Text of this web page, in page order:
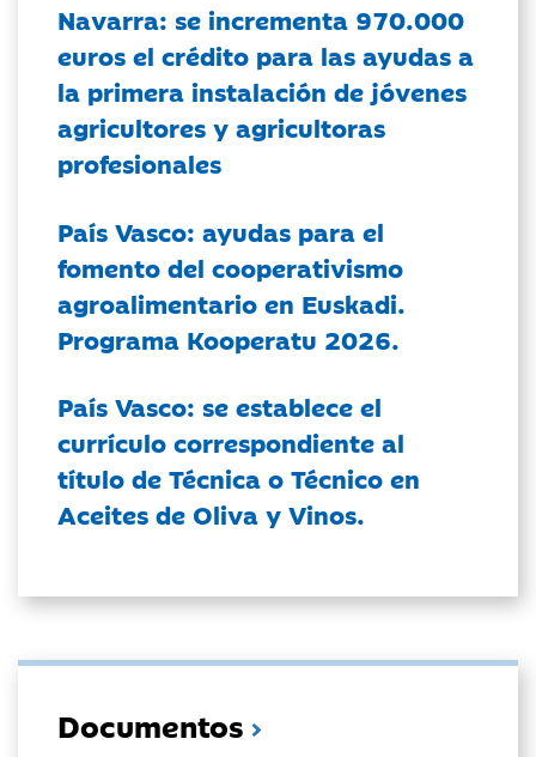
Navarra: se incrementa 970.000
euros el crédito para las ayudas a
la primera instalación de jóvenes
agricultores y agricultoras
profesionales
País Vasco: ayudas para el
fomento del cooperativismo
agroalimentario en Euskadi.
Programa Kooperatu 2026.
País Vasco: se establece el
currículo correspondiente al
título de Técnica o Técnico en
Aceites de Oliva y Vinos.
Documentos